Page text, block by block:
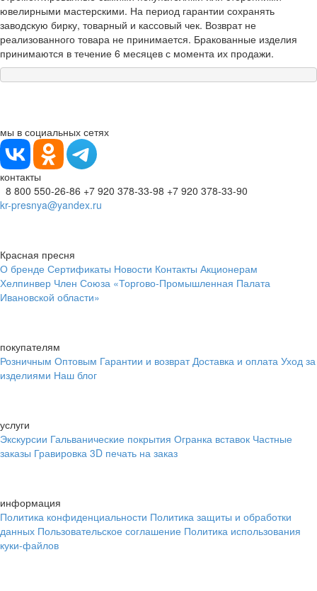
ювелирными мастерскими. На период гарантии сохранять
заводскую бирку, товарный и кассовый чек. Возврат не
реализованного товара не принимается. Бракованные изделия
принимаются в течение 6 месяцев с момента их продажи.
мы в социальных сетях
контакты
8 800 550-26-86 +7 920 378-33-98 +7 920 378-33-90
kr-presnya@yandex.ru
Красная пресня
О бренде Сертификаты Новости Контакты Акционерам
Хелпинвер Член Союза «Торгово-Промышленная Палата
Ивановской области»
покупателям
Розничным Оптовым Гарантии и возврат Доставка и оплата Уход за
изделиями Наш блог
услуги
Экскурсии Гальванические покрытия Огранка вставок Частные
заказы Гравировка 3D печать на заказ
информация
Политика конфиденциальности Политика защиты и обработки
данных Пользовательское соглашение Политика использования
куки-файлов